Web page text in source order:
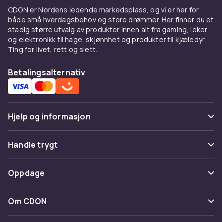
Velg riktig fjernkontroll –
funksjon, form og følelse
Ikke alle fjernkontroller er skapt like. Noen har
bakgrunnsbelyste knapper for bruk om
kvelden, andre er ekstra slitesterke eller har
ekstra funksjoner som hurtiglenker til
strømmetjenester. Tenk på hva som passer
deg best – en enkel kontroll for
grunnleggende funksjoner, eller en mer
avansert for flere enheter.
familien – og alle rom
Trenger du en ekstra fjernkontroll til
barnerommet? Eller en modell med store
CDON er Nordens ledende markedsplass, og vi er her for
både små hverdagsbehov og store drømmer. Her finner du et
stadig større utvalg av produkter innen alt fra gaming, leker
og elektronikk til hage, skjønnhet og produkter til kjæledyr.
Ting for livet, rett og slett.
Betalingsalternativ
Hjelp og informasjon
Vanlige spørsmål
Spor pakke
Angre & returner her
Kontakt oss
Handle trygt
Betaling
Levering
Oppdage
Kategorier
Varemerker
Om CDON